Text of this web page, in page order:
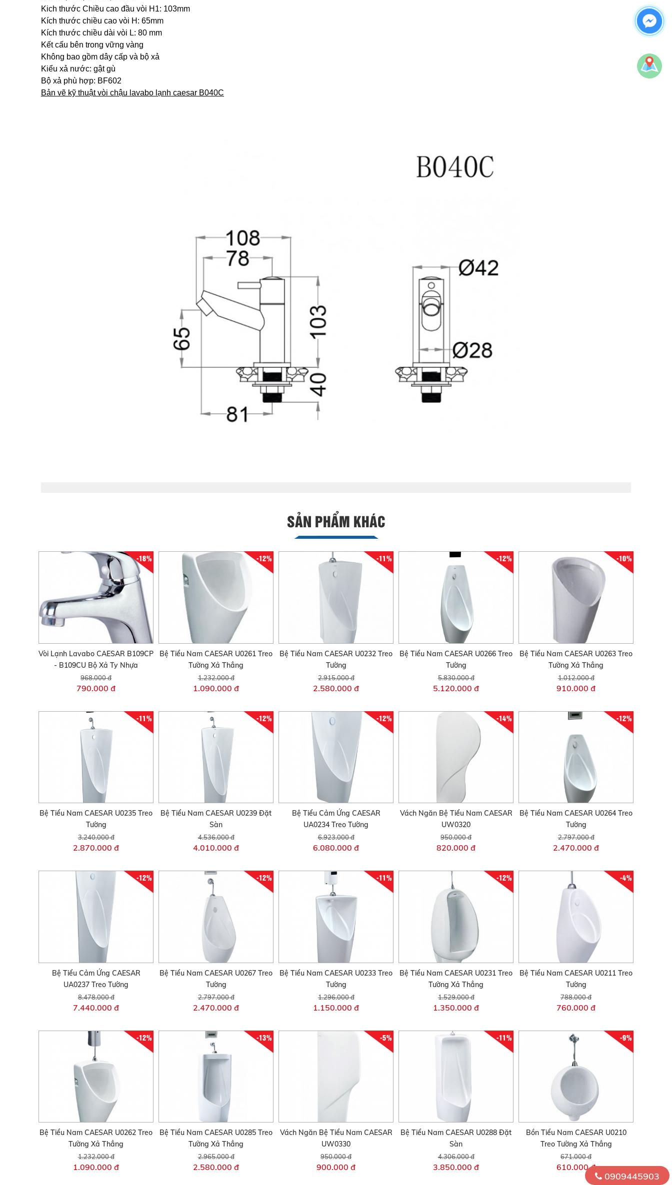
Kich thước Chiều cao đầu vòi H1: 103mm
Kích thước chiều cao vòi H: 65mm
Kích thước chiều dài vòi L: 80 mm
Kết cấu bên trong vững vàng
Không bao gồm dây cấp và bộ xả
Kiểu xả nước: gật gù
Bộ xả phù hợp: BF602
Bản vẽ kỹ thuật vòi chậu lavabo lạnh caesar B040C
SẢN PHẨM KHÁC
-18%
Vòi Lạnh Lavabo CAESAR B109CP
- B109CU Bộ Xả Ty Nhựa
968.000 đ
790.000 đ
-12%
Bệ Tiểu Nam CAESAR U0261 Treo
Tường Xả Thẳng
1.232.000 đ
1.090.000 đ
-11%
Bệ Tiểu Nam CAESAR U0232 Treo
Tường
2.915.000 đ
2.580.000 đ
-12%
Bệ Tiểu Nam CAESAR U0266 Treo
Tường
5.830.000 đ
5.120.000 đ
-10%
Bệ Tiểu Nam CAESAR U0263 Treo
Tường Xả Thẳng
1.012.000 đ
910.000 đ
-11%
Bệ Tiểu Nam CAESAR U0235 Treo
Tường
3.240.000 đ
2.870.000 đ
-12%
Bệ Tiểu Nam CAESAR U0239 Đặt
Sàn
4.536.000 đ
4.010.000 đ
-12%
Bệ Tiểu Cảm Ứng CAESAR
UA0234 Treo Tường
6.923.000 đ
6.080.000 đ
-14%
Vách Ngăn Bệ Tiểu Nam CAESAR
UW0320
950.000 đ
820.000 đ
-12%
Bệ Tiểu Nam CAESAR U0264 Treo
Tường
2.797.000 đ
2.470.000 đ
-12%
Bệ Tiểu Cảm Ứng CAESAR
UA0237 Treo Tường
8.478.000 đ
7.440.000 đ
-12%
Bệ Tiểu Nam CAESAR U0267 Treo
Tường
2.797.000 đ
2.470.000 đ
-11%
Bệ Tiểu Nam CAESAR U0233 Treo
Tường
1.296.000 đ
1.150.000 đ
-12%
Bệ Tiểu Nam CAESAR U0231 Treo
Tường Xả Thẳng
1.529.000 đ
1.350.000 đ
-4%
Bệ Tiểu Nam CAESAR U0211 Treo
Tường
788.000 đ
760.000 đ
-12%
Bệ Tiểu Nam CAESAR U0262 Treo
Tường Xả Thẳng
1.232.000 đ
1.090.000 đ
-13%
Bệ Tiểu Nam CAESAR U0285 Treo
Tường Xả Thẳng
2.965.000 đ
2.580.000 đ
-5%
Vách Ngăn Bệ Tiểu Nam CAESAR
UW0330
950.000 đ
900.000 đ
-11%
Bệ Tiểu Nam CAESAR U0288 Đặt
Sàn
4.306.000 đ
3.850.000 đ
-9%
Bồn Tiểu Nam CAESAR U0210
Treo Tường Xả Thẳng
671.000 đ
610.000 đ
0909445903